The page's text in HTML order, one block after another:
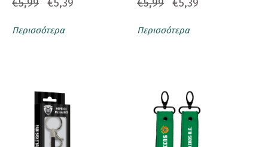
€5,99 €5,39
Περισσότερα
€5,99 €5,39
Περισσότερα